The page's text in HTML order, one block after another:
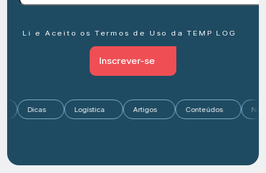
Li e Aceito os Termos de Uso da TEMP LOG
Inscrever-se
Dicas Logística Artigos Conteúdos